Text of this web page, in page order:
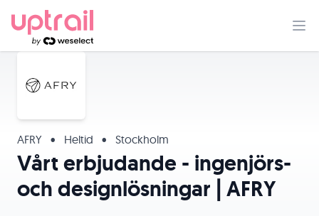
AFRY • Heltid • Stockholm
Vårt erbjudande - ingenjörs-
och designlösningar | AFRY